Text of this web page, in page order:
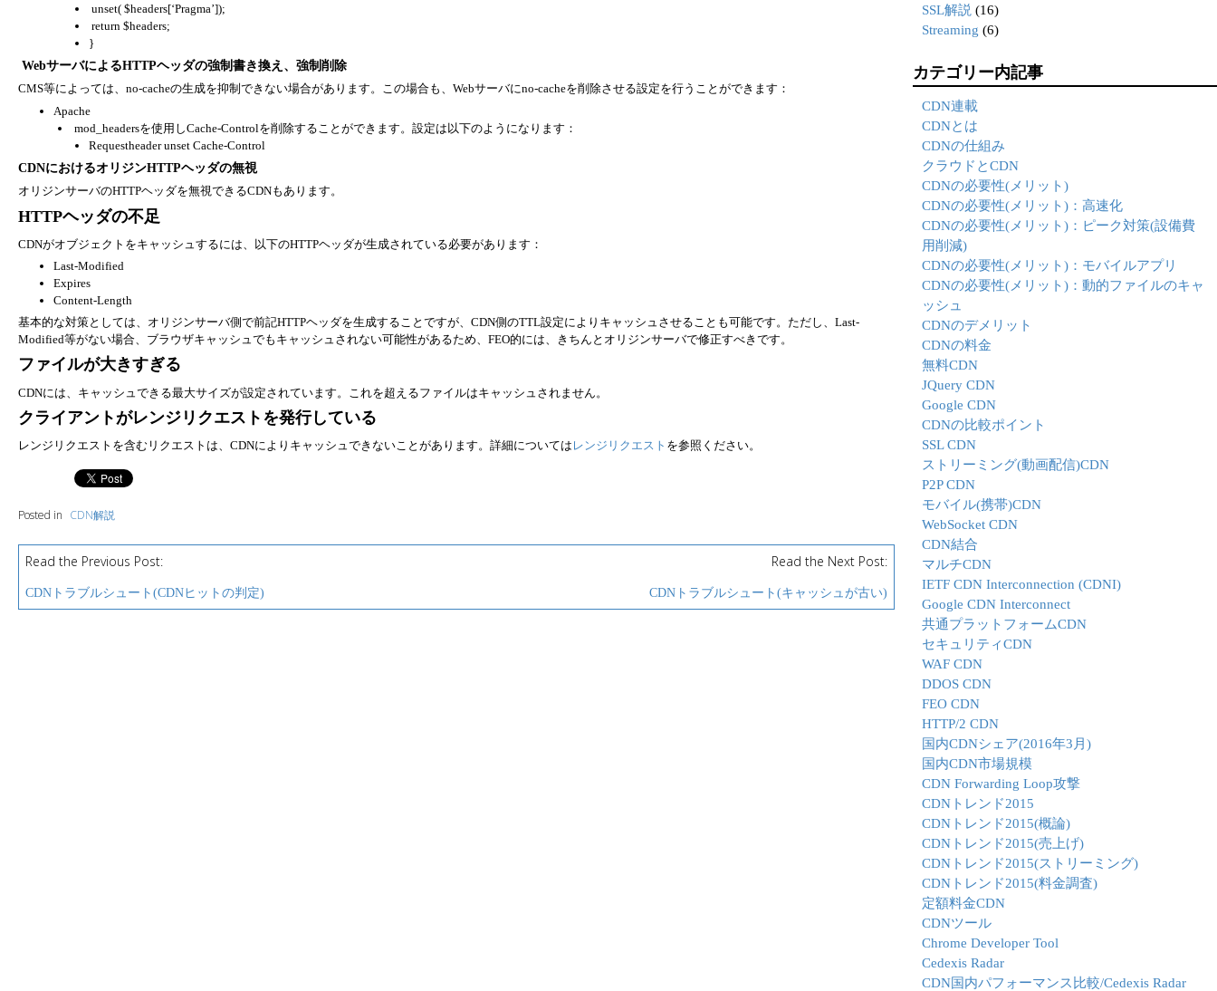
unset( $headers[‘Pragma’]);
return $headers;
}
WebサーバによるHTTPヘッダの強制書き換え、強制削除
CMS等によっては、no-cacheの生成を抑制できない場合があります。この場合も、Webサーバにno-cacheを削除させる設定を行うことができます：
Apache
mod_headersを使用しCache-Controlを削除することができます。設定は以下のようになります：
Requestheader unset Cache-Control
CDNにおけるオリジンHTTPヘッダの無視
オリジンサーバのHTTPヘッダを無視できるCDNもあります。
HTTPヘッダの不足
CDNがオブジェクトをキャッシュするには、以下のHTTPヘッダが生成されている必要があります：
Last-Modified
Expires
Content-Length
基本的な対策としては、オリジンサーバ側で前記HTTPヘッダを生成することですが、CDN側のTTL設定によりキャッシュさせることも可能です。ただし、Last-
Modified等がない場合、ブラウザキャッシュでもキャッシュされない可能性があるため、FEO的には、きちんとオリジンサーバで修正すべきです。
ファイルが大きすぎる
CDNには、キャッシュできる最大サイズが設定されています。これを超えるファイルはキャッシュされません。
クライアントがレンジリクエストを発行している
レンジリクエストを含むリクエストは、CDNによりキャッシュできないことがあります。詳細については レンジリクエスト を参照ください。
Posted in CDN解説
P
o
s
Read the Previous Post:
CDNトラブルシュート(CDNヒットの判定)
Read the Next Post:
CDNトラブルシュート(キャッシュが古い)
SSL解説 (16)
Streaming (6)
カテゴリー内記事
CDN連載
CDNとは
CDNの仕組み
クラウドとCDN
CDNの必要性(メリット)
CDNの必要性(メリット)：高速化
CDNの必要性(メリット)：ピーク対策(設備費
用削減)
CDNの必要性(メリット)：モバイルアプリ
CDNの必要性(メリット)：動的ファイルのキャ
ッシュ
CDNのデメリット
CDNの料金
無料CDN
JQuery CDN
Google CDN
CDNの比較ポイント
SSL CDN
ストリーミング(動画配信)CDN
P2P CDN
モバイル(携帯)CDN
WebSocket CDN
CDN結合
マルチCDN
IETF CDN Interconnection (CDNI)
Google CDN Interconnect
共通プラットフォームCDN
セキュリティCDN
WAF CDN
DDOS CDN
FEO CDN
HTTP/2 CDN
国内CDNシェア(2016年3月)
国内CDN市場規模
CDN Forwarding Loop攻撃
CDNトレンド2015
CDNトレンド2015(概論)
CDNトレンド2015(売上げ)
CDNトレンド2015(ストリーミング)
CDNトレンド2015(料金調査)
定額料金CDN
CDNツール
Chrome Developer Tool
Cedexis Radar
CDN国内パフォーマンス比較/Cedexis Radar